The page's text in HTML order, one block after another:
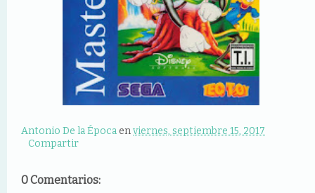
Antonio De la Épocaenviernes, septiembre 15, 2017
Compartir
0 Comentarios: